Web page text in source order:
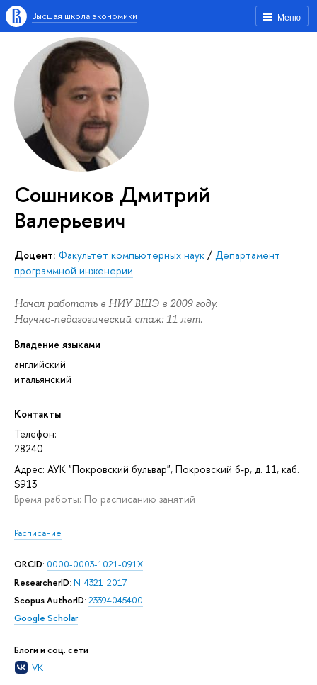
Меню
Высшая школа экономики
Сошников Дмитрий
Валерьевич
Доцент: Факультет компьютерных наук / Департамент
программной инженерии
Начал работать в НИУ ВШЭ в 2009 году.
Научно-педагогический стаж: 11 лет.
Владение языками
английский
итальянский
Контакты
Телефон:
28240
Адрес: АУК "Покровский бульвар", Покровский б-р, д. 11, каб.
S913
Время работы: По расписанию занятий
Расписание
ORCID: 0000-0003-1021-091X
ResearcherID: N-4321-2017
Scopus AuthorID: 23394045400
Google Scholar
Блоги и соц. сети
VK